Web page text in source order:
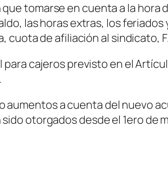
tomarse en cuenta a la hora
las horas extras, los feriados
de afiliación al sindicato,
cajeros previsto en el
aumentos a cuenta del nuevo
otorgados desde el 1ero de